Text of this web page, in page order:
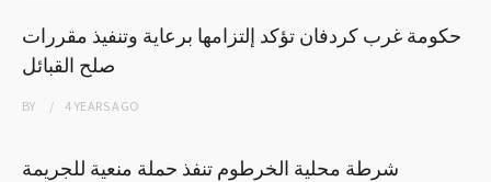
حكومة غرب كردفان تؤكد إلتزامها برعاية وتنفيذ مقررات
صلح القبائل
BY 4 YEARSAGO
شرطة محلية الخرطوم تنفذ حملة منعية للجريمة